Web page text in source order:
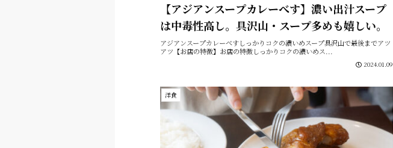
【アジアンスープカレーべす】濃い出汁スープ
は中毒性高し。具沢山・スープ多めも嬉しい。
アジアンスープカレーべすしっかりコクの濃いめスープ具沢山で最後までアツ
アツ【お店の特徴】お店の特徴しっかりコクの濃いめス...
2024.01.09
洋食